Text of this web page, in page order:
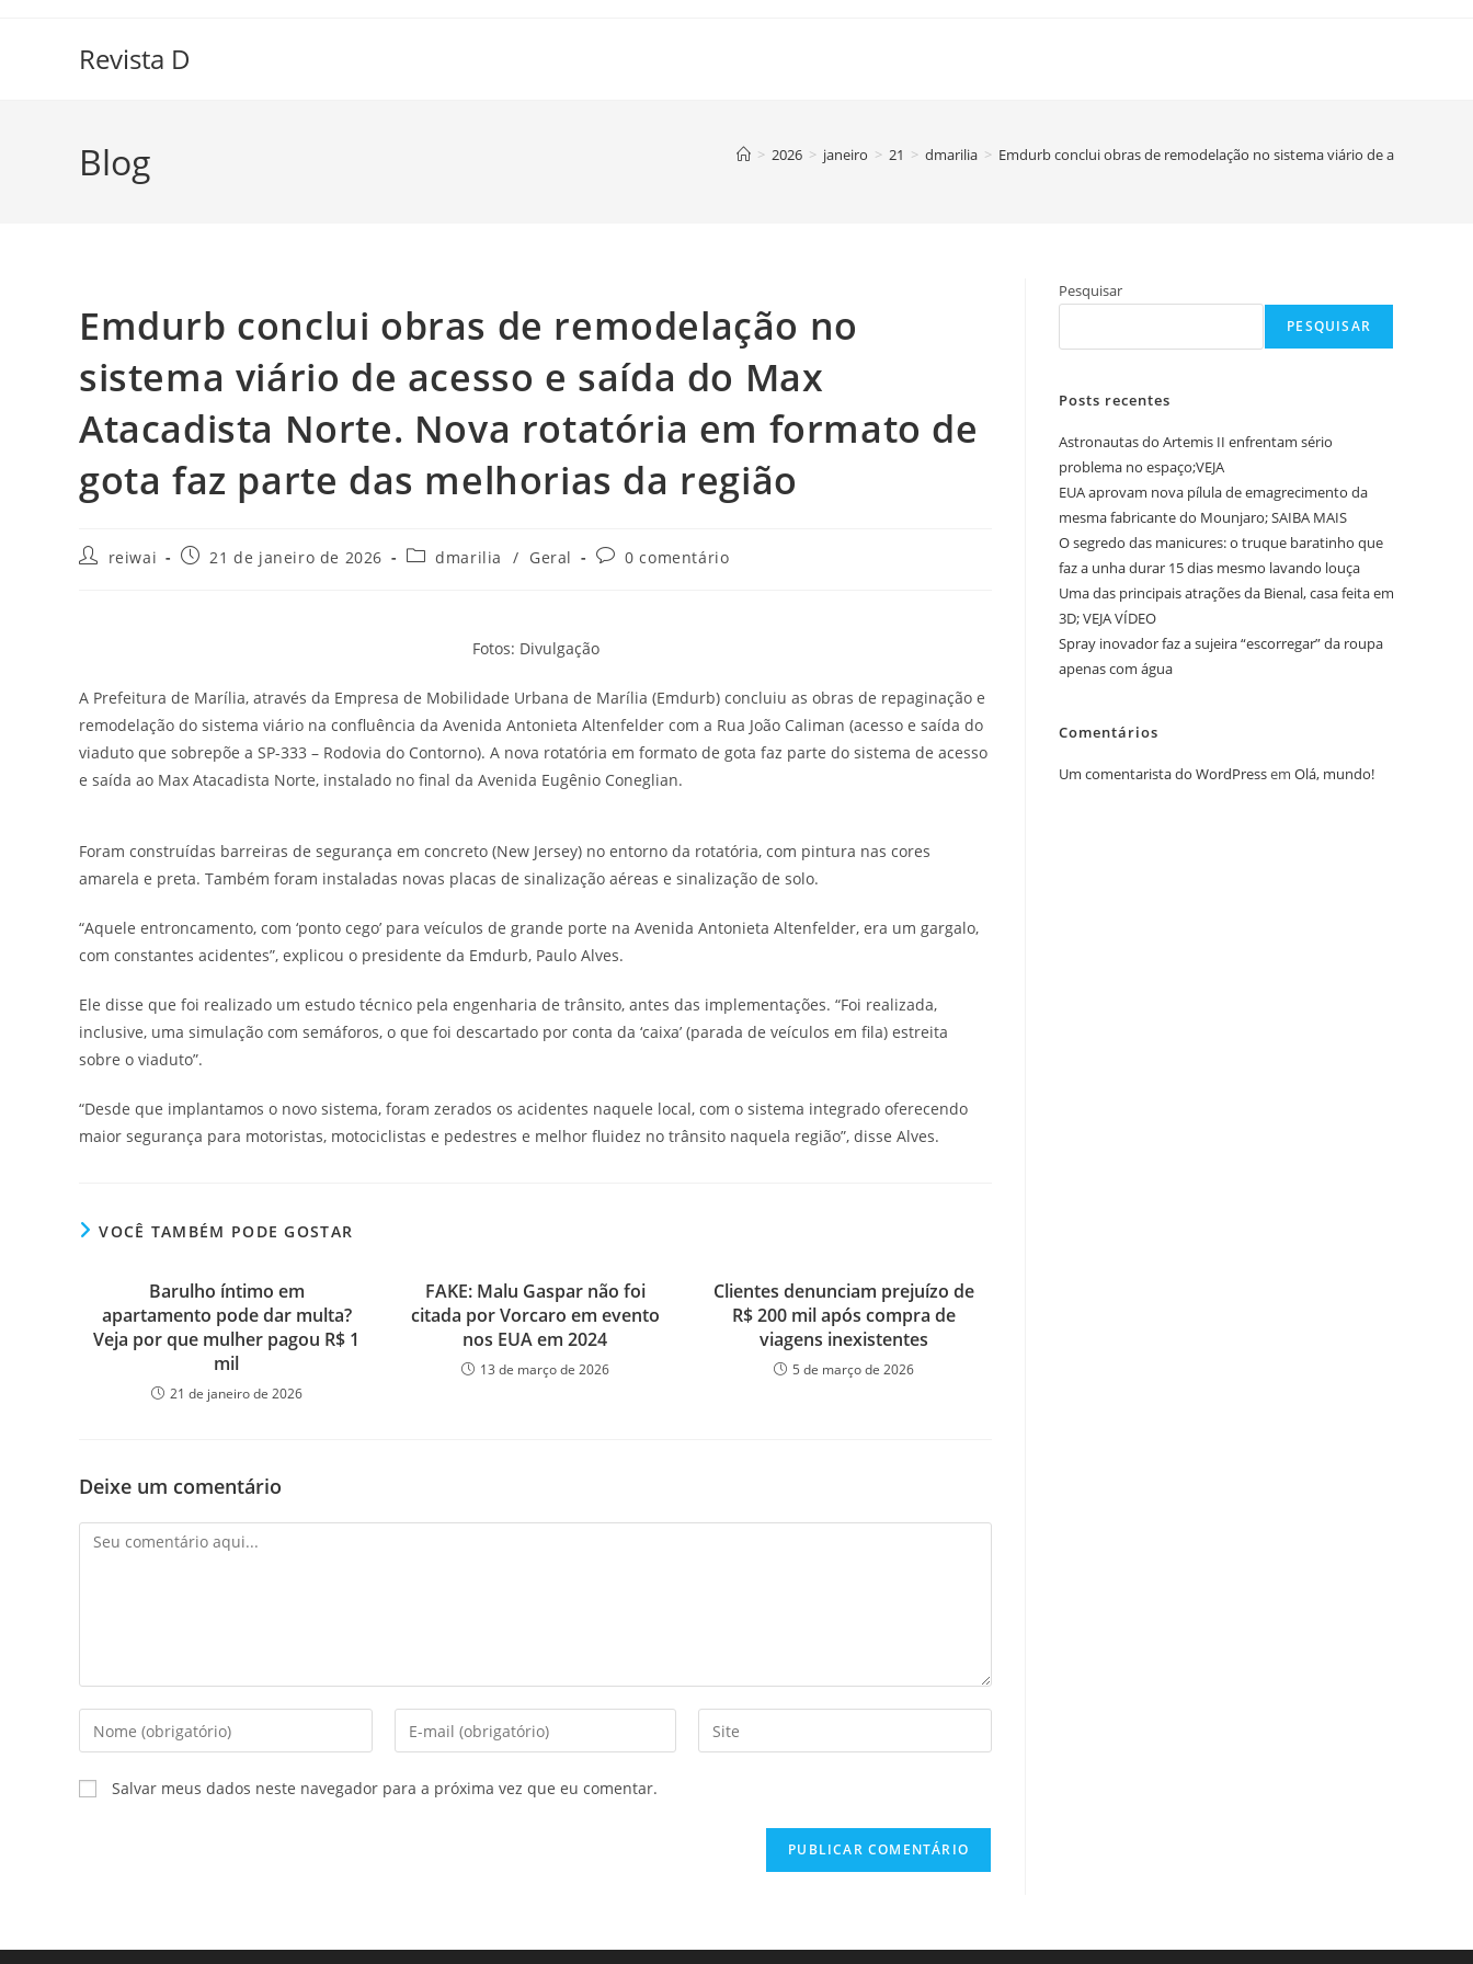
Revista D
Blog > 2026 > janeiro > 21 > dmarilia > Emdurb conclui obras de remodelação no sistema viário de acesso e
Emdurb conclui obras de remodelação no
sistema viário de acesso e saída do Max
Atacadista Norte. Nova rotatória em formato de
gota faz parte das melhorias da região
Autorreiwai
Post21 de janeiro de 2026
Categoria
dmarilia / Geral
Comentários
0 comentário
Fotos: Divulgação
A Prefeitura de Marília, através da Empresa de Mobilidade Urbana de Marília (Emdurb) concluiu as obras de repaginação e
remodelação do sistema viário na confluência da Avenida Antonieta Altenfelder com a Rua João Caliman (acesso e saída do
viaduto que sobrepõe a SP-333 – Rodovia do Contorno). A nova rotatória em formato de gota faz parte do sistema de acesso
e saída ao Max Atacadista Norte, instalado no final da Avenida Eugênio Coneglian.
Foram construídas barreiras de segurança em concreto (New Jersey) no entorno da rotatória, com pintura nas cores
amarela e preta. Também foram instaladas novas placas de sinalização aéreas e sinalização de solo.
“Aquele entroncamento, com ‘ponto cego’ para veículos de grande porte na Avenida Antonieta Altenfelder, era um gargalo,
com constantes acidentes”, explicou o presidente da Emdurb, Paulo Alves.
Ele disse que foi realizado um estudo técnico pela engenharia de trânsito, antes das implementações. “Foi realizada,
inclusive, uma simulação com semáforos, o que foi descartado por conta da ‘caixa’ (parada de veículos em fila) estreita
sobre o viaduto”.
“Desde que implantamos o novo sistema, foram zerados os acidentes naquele local, com o sistema integrado oferecendo
maior segurança para motoristas, motociclistas e pedestres e melhor fluidez no trânsito naquela região”, disse Alves.
VOCÊ TAMBÉM PODE GOSTAR
Barulho íntimo em
apartamento pode dar multa?
Veja por que mulher pagou R$ 1
mil
21 de janeiro de 2026
FAKE: Malu Gaspar não foi
citada por Vorcaro em evento
nos EUA em 2024
13 de março de 2026
Clientes denunciam prejuízo de
R$ 200 mil após compra de
viagens inexistentes
5 de março de 2026
Deixe um comentário
Comentário
Digite
seu
nome
ou
Digite
seu
Digite
o
Salvar meus dados neste navegador para a próxima vez que eu comentar.
Pesquisar
PESQUISAR
Posts recentes
Astronautas do Artemis II enfrentam sério
problema no espaço;VEJA
EUA aprovam nova pílula de emagrecimento da
mesma fabricante do Mounjaro; SAIBA MAIS
O segredo das manicures: o truque baratinho que
faz a unha durar 15 dias mesmo lavando louça
Uma das principais atrações da Bienal, casa feita em
3D; VEJA VÍDEO
Spray inovador faz a sujeira “escorregar” da roupa
apenas com água
Comentários
Um comentarista do WordPressem Olá, mundo!